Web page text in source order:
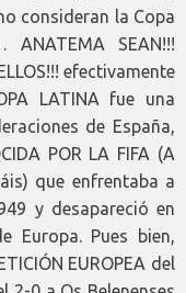
consideran la Copa
SEAN!!!
efectivamente
LATINA fue una
de España,
POR LA FIFA (A
que enfrentaba a
y desapareció en
Europa. Pues bien,
EUROPEA del